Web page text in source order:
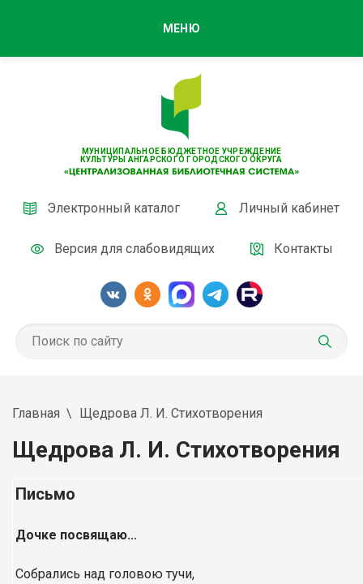
МУНИЦИПАЛЬНОЕ БЮДЖЕТНОЕ УЧРЕЖДЕНИЕ
КУЛЬТУРЫ АНГАРСКОГО ГОРОДСКОГО ОКРУГА
Электронный каталог Личный кабинет
Версия для слабовидящих Контакты
МЕНЮ
Главная Щедрова Л. И. Стихотворения
Щедрова Л. И. Стихотворения
Письмо
Дочке посвящаю...
Собрались над головою тучи,